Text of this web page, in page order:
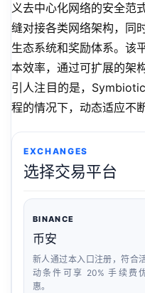
义去中心化网络的安全范
缝对接各类网络架构，同
生态系统和奖励体系。该
本效率，通过可扩展的架
引人注目的是，
程的情况下，动态适应不
EXCHANGES
选择交易平台
BINANCE
币安
新人通过本入口注册，符合
动条件可享 20% 手续费
惠。